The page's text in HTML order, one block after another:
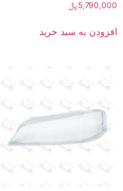
5,790,000﷼
افزودن به سبد خرید